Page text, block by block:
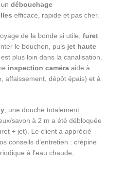
undébouchage
efficace, rapide et pas cher.
de la bonde si utile,furet
le bouchon, puis jet haute
est plus loin dans la canalisation.
inspection caméra aide à
affaissement, dépôt épais) et à
, une douche totalement
savon à 2 m a été débloquée
+ jet). Le client a apprécié
conseils d’entretien : crépine
à l’eau chaude,